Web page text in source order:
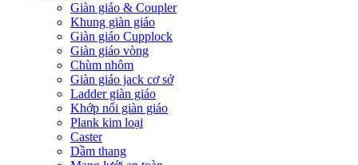
Giàn giáo & Coupler
Khung giàn giáo
Giàn giáo Cupplock
Giàn giáo vòng
Chùm nhôm
Giàn giáo jack cơ sở
Ladder giàn giáo
Khớp nối giàn giáo
Plank kim loại
Caster
Dầm thang